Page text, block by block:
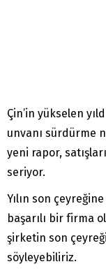
Çin’in yükselen
unvanı sürdürme
yeni rapor,
seriyor.
Yılın son
başarılı bir firma
şirketin son
söyleyebiliriz.